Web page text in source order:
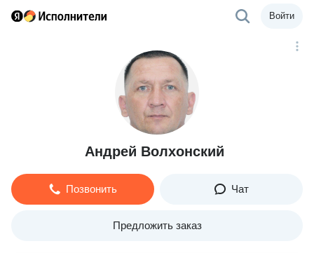
Войти
Андрей Волхонский
Позвонить Чат
Предложить заказ